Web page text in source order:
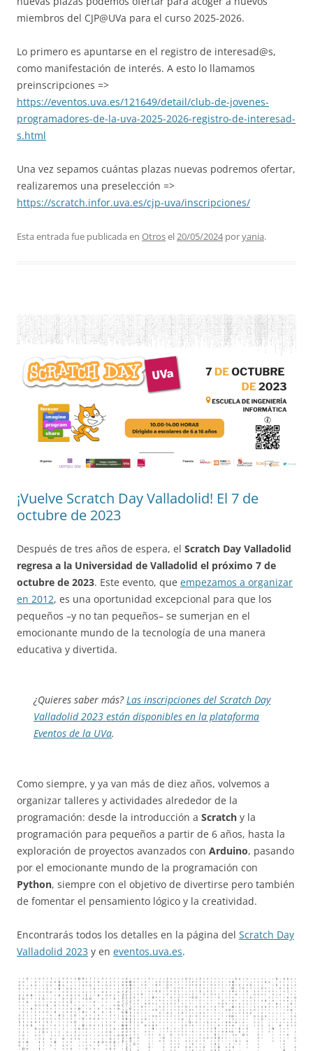
miembros del CJP@UVa para el curso 2025-2026.
Lo primero es apuntarse en el registro de interesad@s,
como manifestación de interés. A esto lo llamamos
preinscripciones =>
https://eventos.uva.es/121649/detail/club-de-jovenes-
programadores-de-la-uva-2025-2026-registro-de-interesad-
s.html
Una vez sepamos cuántas plazas nuevas podremos ofertar,
realizaremos una preselección =>
https://scratch.infor.uva.es/cjp-uva/inscripciones/
Esta entrada fue publicada en Otrosel20/05/2024poryania.
¡Vuelve Scratch Day Valladolid! El 7 de
octubre de 2023
Después de tres años de espera, el Scratch Day Valladolid
regresa a la Universidad de Valladolid el próximo 7 de
octubre de 2023. Este evento, que empezamos a organizar
en 2012, es una oportunidad excepcional para que los
pequeños –y no tan pequeños– se sumerjan en el
emocionante mundo de la tecnología de una manera
educativa y divertida.
¿Quieres saber más?Las inscripciones del Scratch Day
Valladolid 2023 están disponibles en la plataforma
Eventos de la UVa.
Como siempre, y ya van más de diez años, volvemos a
organizar talleres y actividades alrededor de la
programación: desde la introducción a Scratch y la
programación para pequeños a partir de 6 años, hasta la
exploración de proyectos avanzados con Arduino, pasando
por el emocionante mundo de la programación con
Python, siempre con el objetivo de divertirse pero también
de fomentar el pensamiento lógico y la creatividad.
Encontrarás todos los detalles en la página del Scratch Day
Valladolid 2023 y en eventos.uva.es.